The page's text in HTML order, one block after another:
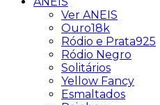
Ver ANEIS
Ouro18k
Ródio e Prata925
Ródio Negro
Solitários
Yellow Fancy
Esmaltados